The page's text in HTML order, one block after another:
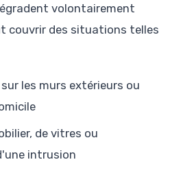
volontairement
couvrir des situations telles
les murs extérieurs ou
de vitres ou
intrusion